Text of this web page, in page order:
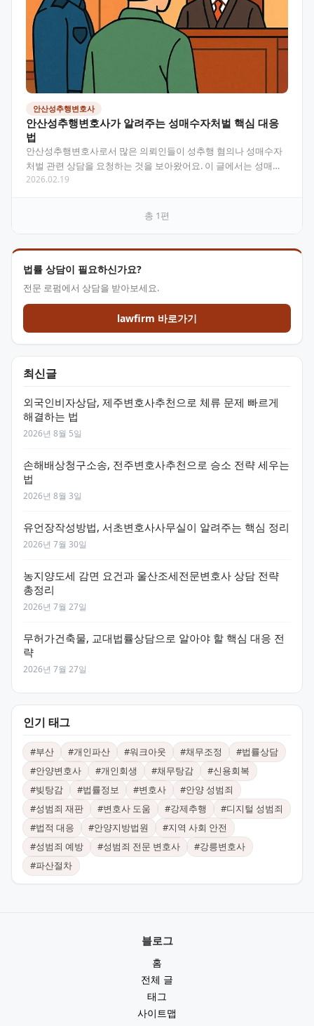
안산성추행변호사
안산성추행변호사가 알려주는 성매수자처벌 핵심 대응
법
안산성추행변호사로서 많은 의뢰인들이 성추행 혐의나 성매수자
처벌 관련 상담을 요청하는 것을 보아왔어요. 이 글에서는 성매수
자처벌에 관한 법적 정보와 대응 방법을 쉽게 설명해 드릴게요…
2026.02.19
총 1편
법률 상담이 필요하신가요?
전문 로펌에서 상담을 받아보세요.
lawfirm 바로가기
최신글
외국인비자상담, 제주변호사추천으로 체류 문제 빠르게
해결하는 법
2026년 8월 5일
손해배상청구소송, 전주변호사추천으로 승소 전략 세우는
법
2026년 8월 3일
유언장작성방법, 서초변호사사무실이 알려주는 핵심 정리
2026년 7월 30일
농지양도세 감면 요건과 울산조세전문변호사 상담 전략
총정리
2026년 7월 27일
무허가건축물, 교대법률상담으로 알아야 할 핵심 대응 전
략
2026년 7월 27일
인기 태그
#부산 #개인파산 #워크아웃 #채무조정 #법률상담
#안양변호사 #개인회생 #채무탕감 #신용회복
#빚탕감 #법률정보 #변호사 #안양 성범죄
#성범죄 재판 #변호사 도움 #강제추행 #디지털 성범죄
#법적 대응 #안양지방법원 #지역 사회 안전
#성범죄 예방 #성범죄 전문 변호사 #강릉변호사
#파산절차
블로그
홈
전체 글
태그
사이트맵